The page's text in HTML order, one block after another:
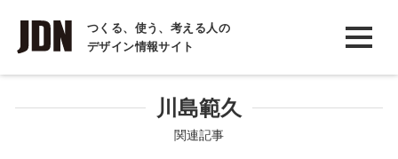
つくる、使う、考える人の
デザイン情報サイト
INTERVIEW
インタビュー
川島範久
関連記事